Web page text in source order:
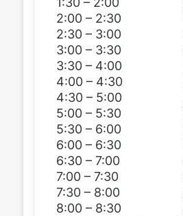
2:00 – 2:30
2:30 – 3:00
3:00 – 3:30
3:30 – 4:00
4:00 – 4:30
4:30 – 5:00
5:00 – 5:30
5:30 – 6:00
6:00 – 6:30
6:30 – 7:00
7:00 – 7:30
7:30 – 8:00
8:00 – 8:30